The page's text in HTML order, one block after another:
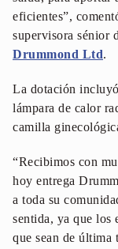
eficientes”,
supervisora sénior
Drummond Ltd.
La dotación
lámpara de calor
camilla
“Recibimos con
hoy entrega
a toda su
sentida, ya que los
que sean de última